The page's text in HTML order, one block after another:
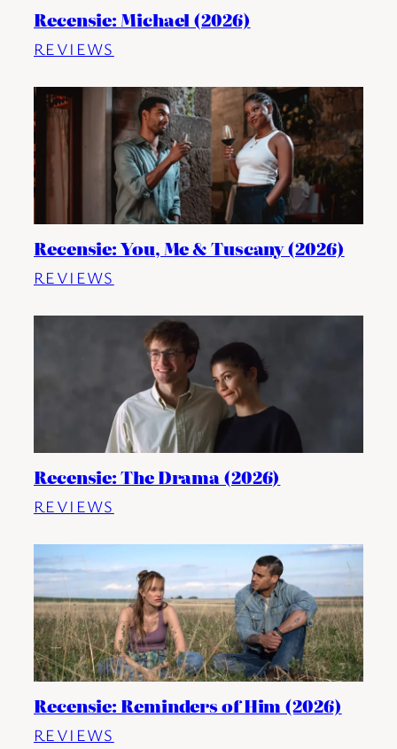
Recensie: Michael (2026)
REVIEWS
Recensie: You, Me & Tuscany (2026)
REVIEWS
Recensie: The Drama (2026)
REVIEWS
Recensie: Reminders of Him (2026)
REVIEWS